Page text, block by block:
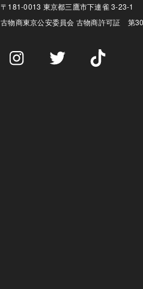
〒181-0013 東京都三鷹市下連雀 3-23-1
古物商東京公安委員会 古物商許可証 第